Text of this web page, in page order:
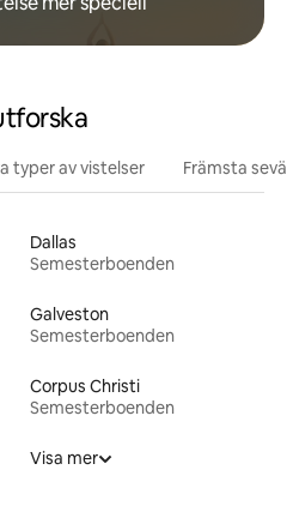
typer av vistelser Främsta
Dallas
Semesterboenden
Galveston
Semesterboenden
Corpus Christi
Semesterboenden
Visa mer